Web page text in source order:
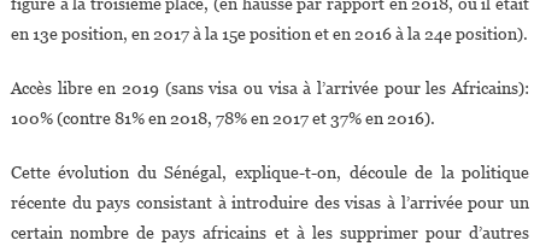
figure à la troisième place, (en hausse par rapport en 2018, où il était
en 13e position, en 2017 à la 15e position et en 2016 à la 24e position).
Accès libre en 2019 (sans visa ou visa à l’arrivée pour les Africains):
100% (contre 81% en 2018, 78% en 2017 et 37% en 2016).
Cette évolution du Sénégal, explique-t-on, découle de la politique
récente du pays consistant à introduire des visas à l’arrivée pour un
certain nombre de pays africains et à les supprimer pour d’autres